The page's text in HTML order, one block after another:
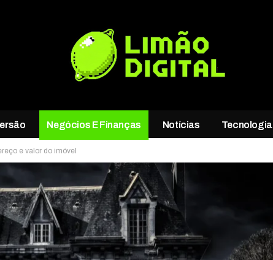
Negócios E Finanças Notícias Tecnologia
e valor do imóvel